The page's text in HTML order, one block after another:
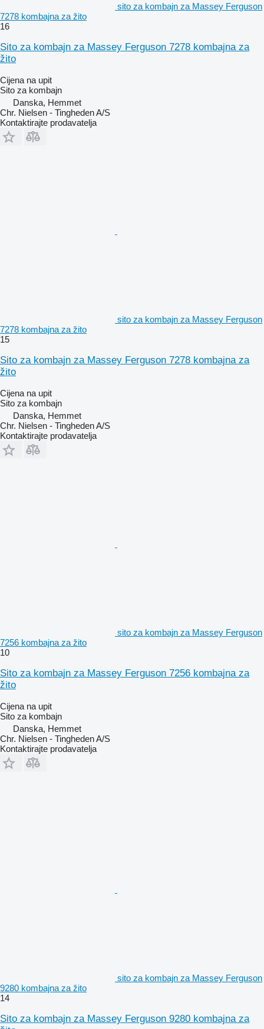
sito za kombajn za Massey Ferguson
7278 kombajna za žito
16
Sito za kombajn za Massey Ferguson 7278 kombajna za
žito
Cijena na upit
Sito za kombajn
Danska, Hemmet
Chr. Nielsen - Tingheden A/S
Kontaktirajte prodavatelja
sito za kombajn za Massey Ferguson
7278 kombajna za žito
15
Sito za kombajn za Massey Ferguson 7278 kombajna za
žito
Cijena na upit
Sito za kombajn
Danska, Hemmet
Chr. Nielsen - Tingheden A/S
Kontaktirajte prodavatelja
sito za kombajn za Massey Ferguson
7256 kombajna za žito
10
Sito za kombajn za Massey Ferguson 7256 kombajna za
žito
Cijena na upit
Sito za kombajn
Danska, Hemmet
Chr. Nielsen - Tingheden A/S
Kontaktirajte prodavatelja
sito za kombajn za Massey Ferguson
9280 kombajna za žito
14
Sito za kombajn za Massey Ferguson 9280 kombajna za